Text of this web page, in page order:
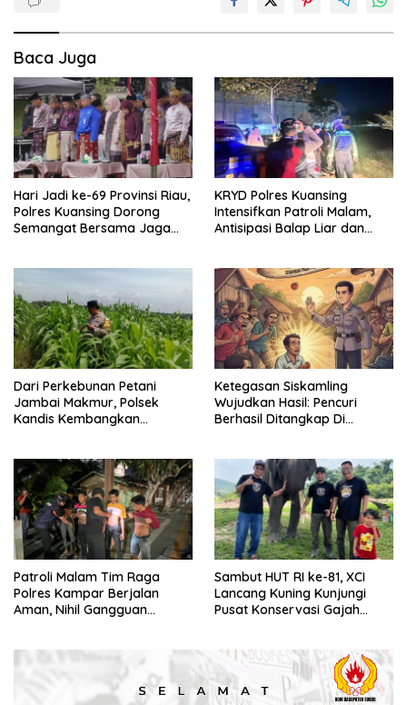
Baca Juga
Hari Jadi ke-69 Provinsi Riau,
Polres Kuansing Dorong
Semangat Bersama Jaga
KRYD Polres Kuansing
Intensifkan Patroli Malam,
Antisipasi Balap Liar dan
Dari Perkebunan Petani
Jambai Makmur, Polsek
Kandis Kembangkan
Ketegasan Siskamling
Wujudkan Hasil: Pencuri
Berhasil Ditangkap Di
Patroli Malam Tim Raga
Polres Kampar Berjalan
Aman, Nihil Gangguan
Sambut HUT RI ke-81, XCI
Lancang Kuning Kunjungi
Pusat Konservasi Gajah